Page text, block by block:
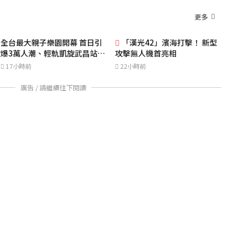
更多
全台最大親子樂園開幕 首日引
爆3萬人潮、輕軌凱旋武昌站單
日進出4千人次
17小時前
「漢光42」濱海打擊！ 新型
攻擊無人機首亮相
22小時前
廣告 / 請繼續往下閱讀